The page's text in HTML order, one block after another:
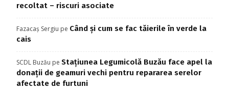
recoltat – riscuri asociate
Fazacaș Sergiu pe Când și cum se fac tăierile în verde la
cais
SCDL Buzău pe Stațiunea Legumicolă Buzău face apel la
donații de geamuri vechi pentru repararea serelor
afectate de furtuni